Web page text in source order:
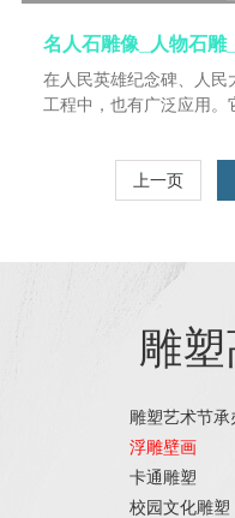
在人民英雄纪念碑、人民
工程中，也有广泛应用。
新特石材，房山高庄汉白
国内白色大理石有很多
上一页
雕
雕塑艺术节承
浮雕壁画
卡通雕塑
校园文化雕塑